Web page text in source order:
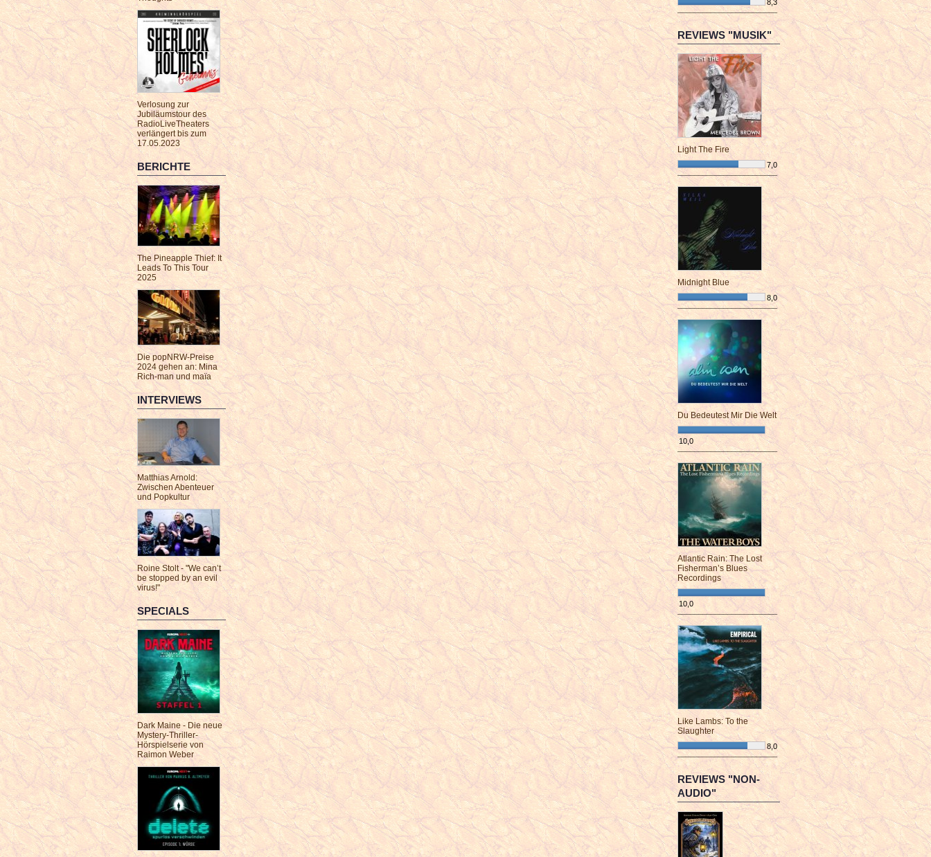
Verlosung zur
Jubiläumstour des
RadioLiveTheaters
verlängert bis zum
17.05.2023
BERICHTE
The Pineapple Thief: It
Leads To This Tour
2025
Die popNRW-Preise
2024 gehen an: Mina
Rich-man und maïa
INTERVIEWS
Matthias Arnold:
Zwischen Abenteuer
und Popkultur
Roine Stolt - "We can’t
be stopped by an evil
virus!"
SPECIALS
Dark Maine - Die neue
Mystery-Thriller-
Hörspielserie von
Raimon Weber
8,3
¯¯¯¯¯¯¯¯¯¯¯¯¯¯¯¯¯¯¯¯¯¯¯¯
REVIEWS "MUSIK"
Light The Fire
7,0
¯¯¯¯¯¯¯¯¯¯¯¯¯¯¯¯¯¯¯¯¯¯¯¯
Midnight Blue
8,0
¯¯¯¯¯¯¯¯¯¯¯¯¯¯¯¯¯¯¯¯¯¯¯¯
Du Bedeutest Mir Die Welt
10,0
¯¯¯¯¯¯¯¯¯¯¯¯¯¯¯¯¯¯¯¯¯¯¯¯
Atlantic Rain: The Lost
Fisherman’s Blues
Recordings
10,0
¯¯¯¯¯¯¯¯¯¯¯¯¯¯¯¯¯¯¯¯¯¯¯¯
Like Lambs: To the
Slaughter
8,0
¯¯¯¯¯¯¯¯¯¯¯¯¯¯¯¯¯¯¯¯¯¯¯¯
REVIEWS "NON-
AUDIO"